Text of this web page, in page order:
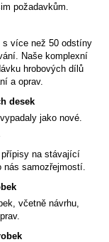
požadavkům.
s více než 50 odstíny
Naše komplexní
hrobových dílů
a oprav.
desek
jako nové.
přípisy na stávající
samozřejmostí.
včetně návrhu,